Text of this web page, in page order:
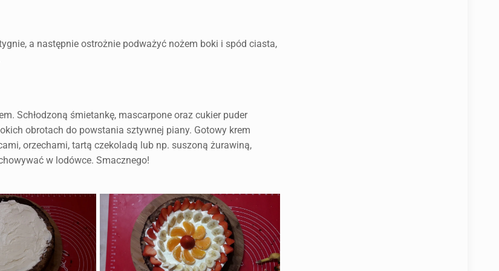
a następnie ostrożnie podważyć nożem boki i spód ciasta,
Schłodzoną śmietankę, mascarpone oraz cukier puder
obrotach do powstania sztywnej piany. Gotowy krem
orzechami, tartą czekoladą lub np. suszoną żurawiną,
w lodówce. Smacznego!